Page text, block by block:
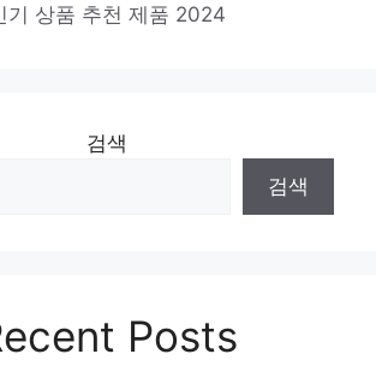
제품 2024
기 상품 추천 제품 2024
검색
검색
Posts